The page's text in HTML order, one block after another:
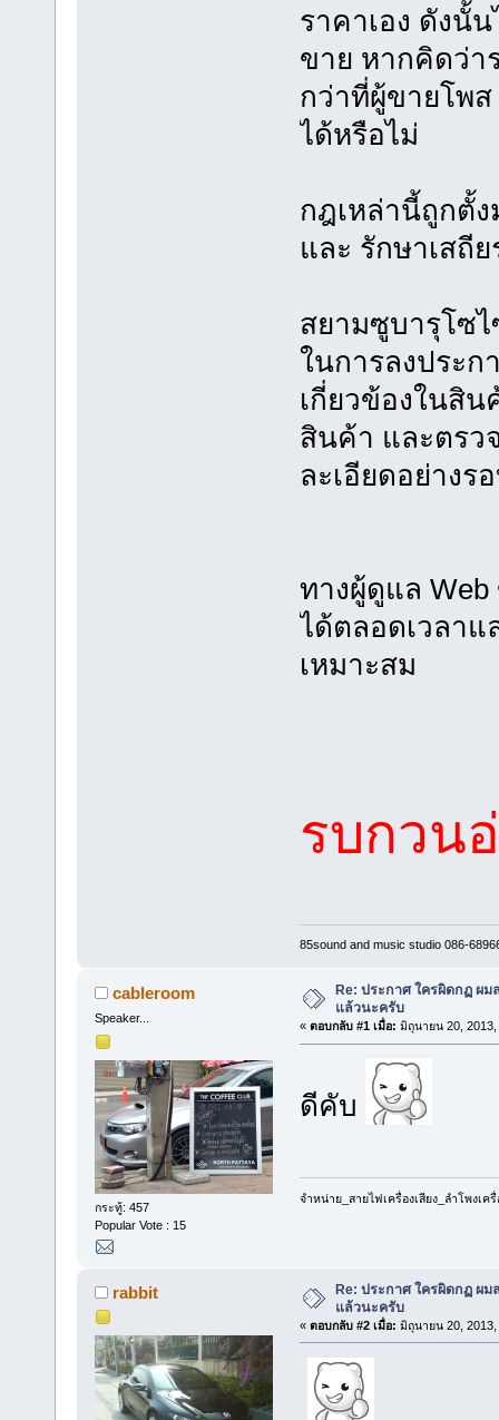
ราคาเอง ดังนั้
ขาย หากคิดว่า
กว่าที่ผู้ขายโพ
ได้หรือไม่
กฎเหล่านี้ถูกตั้
และ รักษาเสถี
สยามซูบารุโซไ
ในการลงประ
เกี่ยวข้องในสิ
สินค้า และตรว
ละเอียดอย่าง
ทางผู้ดูแล
ได้ตลอดเวลา
เหมาะสม
รบกวน
85sound and music studio 086-
cableroom
Speaker...
กระทู้: 457
Popular Vote : 15
Re: ประกาศ ใครผิดกฏ ผ
แล้วนะครับ
« ตอบกลับ #1 เมื่อ: มิถุนายน 20, 2013,
ดีคับ
จำหน่าย_สายไฟเครื่องเสียง_ลำโพงเค
rabbit
Re: ประกาศ ใครผิดกฏ ผ
แล้วนะครับ
« ตอบกลับ #2 เมื่อ: มิถุนายน 20, 2013,